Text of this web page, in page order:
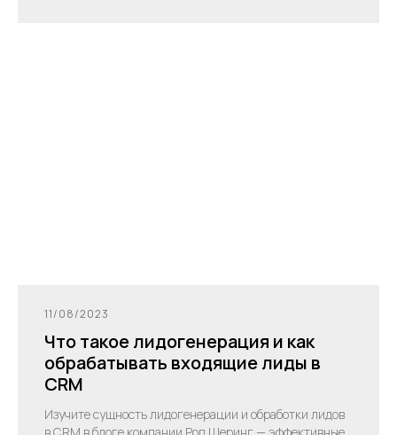
11/08/2023
Что такое лидогенерация и как
обрабатывать входящие лиды в
CRM
Изучите сущность лидогенерации и обработки лидов